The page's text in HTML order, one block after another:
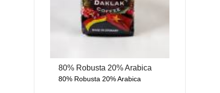
80% Robusta 20% Arabica
80% Robusta 20% Arabica